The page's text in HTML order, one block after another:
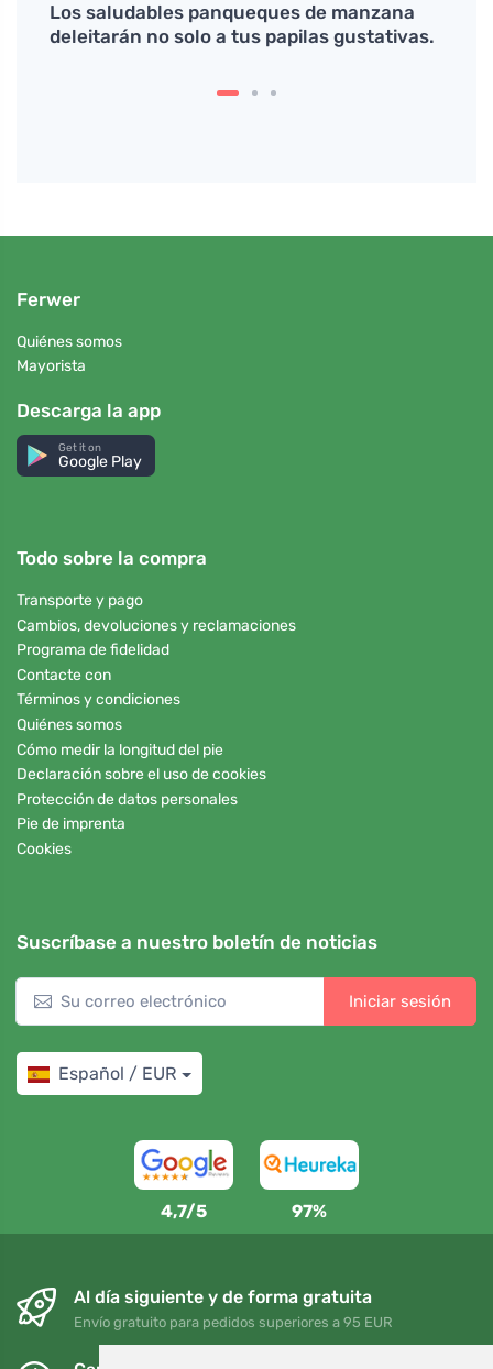
Los saludables panqueques de manzana
deleitarán no solo a tus papilas gustativas.
Ferwer
Quiénes somos
Mayorista
Descarga la app
Get it on
Google Play
Todo sobre la compra
Transporte y pago
Cambios, devoluciones y reclamaciones
Programa de fidelidad
Contacte con
Términos y condiciones
Quiénes somos
Cómo medir la longitud del pie
Declaración sobre el uso de cookies
Protección de datos personales
Pie de imprenta
Cookies
Suscríbase a nuestro boletín de noticias
Iniciar sesión
Español / EUR
4,7/5 97%
Al día siguiente y de forma gratuita
Envío gratuito para pedidos superiores a 95 EUR